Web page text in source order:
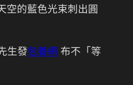
空的藍色光束刺出圓
生發包養網 布不「等